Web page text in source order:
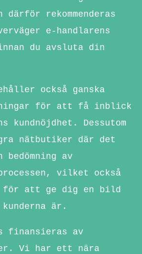
därför rekommenderas
e-handlarens
innan du avsluta din
också ganska
för att få inblick
kundnöjdhet. Dessutom
nätbutiker där det
av
vilket också
för att ge dig en bild
är.
finansieras av
Vi har ett nära